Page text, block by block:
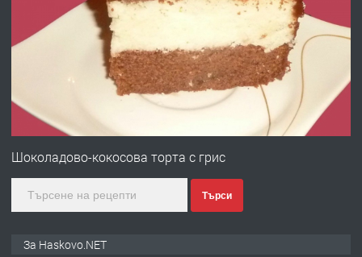
Давам гараж под наем
преди 3 дни
ПРЕДЛАГА
№4120 Магазин/Офис под наем в кв.
градската градина!
Шоколадово-кокосова торта с грис
Търси
За Haskovo.NET